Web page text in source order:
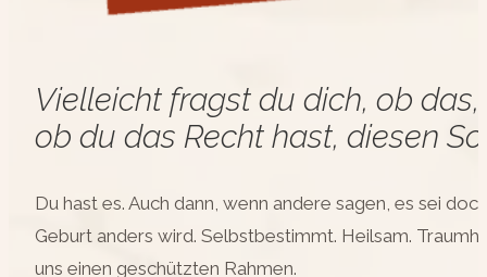
Vielleicht fragst du dich, ob
ob du das Recht hast, diesen
Du hast es. Auch dann, wenn andere sagen, es sei
Geburt anders wird. Selbstbestimmt. Heilsam.
uns einen geschützten Rahmen.